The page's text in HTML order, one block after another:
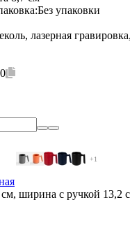
Без упаковки
лазерная
+1
ширина с ручкой 13,2